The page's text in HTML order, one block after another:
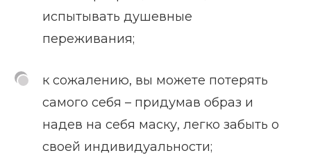
испытывать душевные
переживания;
к сожалению, вы можете потерять
самого себя – придумав образ и
надев на себя маску, легко забыть о
своей индивидуальности;